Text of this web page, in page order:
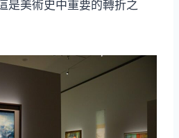
是美術史中重要的轉折之